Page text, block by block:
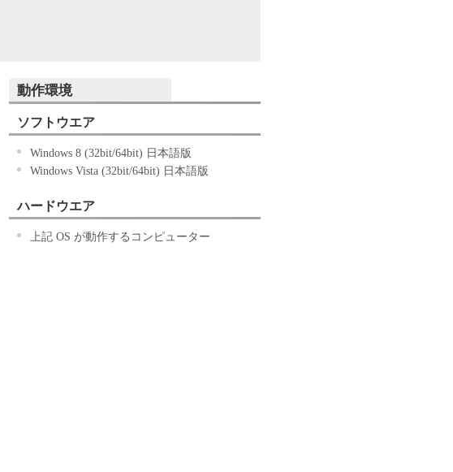
動作環境
ソフトウエア
Windows 8 (32bit/64bit) 日本語版
Windows Vista (32bit/64bit) 日本語版
ハードウエア
上記 OS が動作するコンピューター